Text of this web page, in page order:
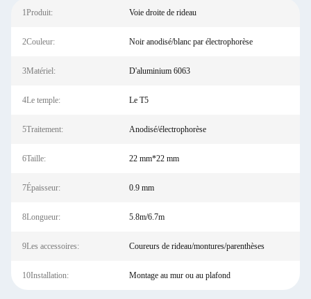
1Produit: Voie droite de rideau
2Couleur: Noir anodisé/blanc par électrophorèse
3Matériel: D'aluminium 6063
4Le temple: Le T5
5Traitement: Anodisé/électrophorèse
6Taille: 22 mm*22 mm
7Épaisseur: 0.9 mm
8Longueur: 5.8m/6.7m
9Les accessoires: Coureurs de rideau/montures/parenthèses
10Installation: Montage au mur ou au plafond